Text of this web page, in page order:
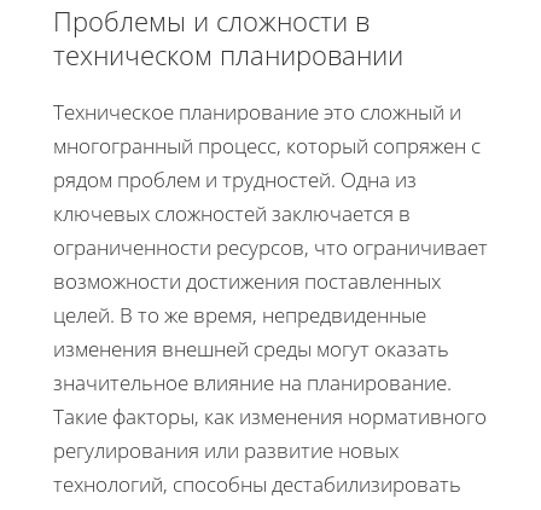
Проблемы и сложности в
техническом планировании
Техническое планирование это сложный и
многогранный процесс, который сопряжен с
рядом проблем и трудностей. Одна из
ключевых сложностей заключается в
ограниченности ресурсов, что ограничивает
возможности достижения поставленных
целей. В то же время, непредвиденные
изменения внешней среды могут оказать
значительное влияние на планирование.
Такие факторы, как изменения нормативного
регулирования или развитие новых
технологий, способны дестабилизировать